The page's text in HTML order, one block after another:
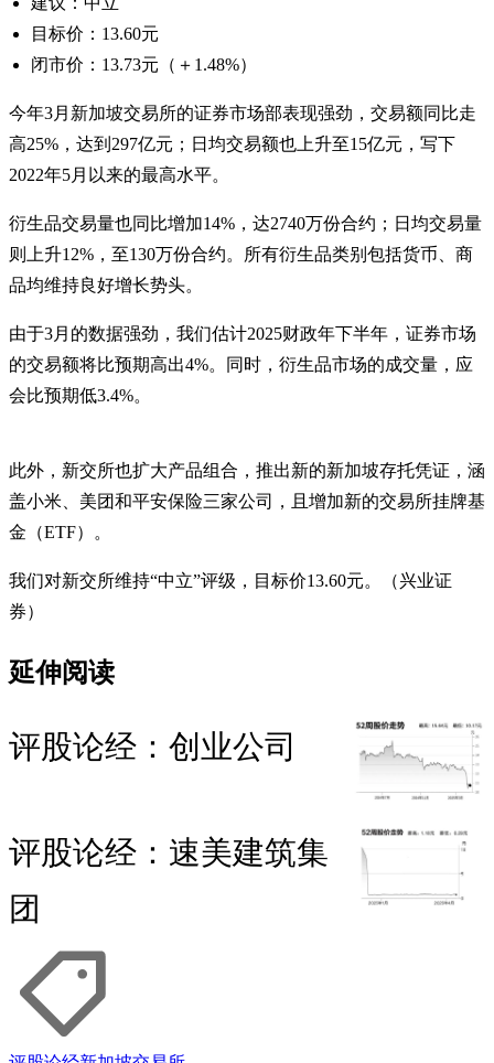
目标价：13.60元
闭市价：13.73元（＋1.48%）
今年3月新加坡交易所的证券市场部表现强劲，交易额同比走
高25%，达到297亿元；日均交易额也上升至15亿元，写下
2022年5月以来的最高水平。
衍生品交易量也同比增加14%，达2740万份合约；日均交易量
则上升12%，至130万份合约。所有衍生品类别包括货币、商
品均维持良好增长势头。
由于3月的数据强劲，我们估计2025财政年下半年，证券市场
的交易额将比预期高出4%。同时，衍生品市场的成交量，应
会比预期低3.4%。
此外，新交所也扩大产品组合，推出新的新加坡存托凭证，涵
盖小米、美团和平安保险三家公司，且增加新的交易所挂牌基
金（ETF）。
我们对新交所维持“中立”评级，目标价13.60元。（兴业证
券）
延伸阅读
评股论经：创业公司
评股论经：速美建筑集
团